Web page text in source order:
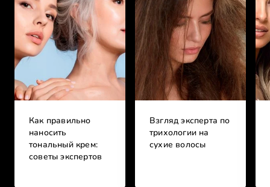
Как правильно
наносить
тональный крем:
советы экспертов
Взгляд эксперта по
трихологии на
сухие волосы